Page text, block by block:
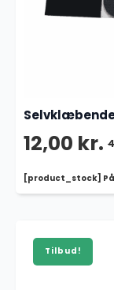
[product_stock]
Den
var:
40,00 kr..
12,00 kr.
Den
aktuelle
er:
12,00 kr..
Tilbud!